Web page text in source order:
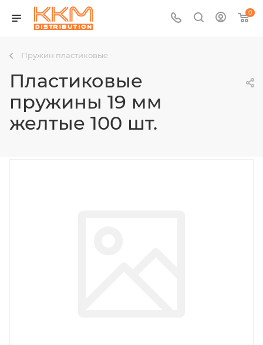
0
Пружин пластиковые
Пластиковые
пружины 19 мм
желтые 100 шт.